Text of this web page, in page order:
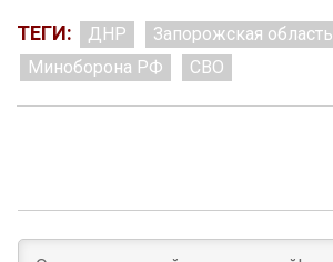
ТЕГИ: ДНР
Запорожская область
Миноборона РФ
СВО